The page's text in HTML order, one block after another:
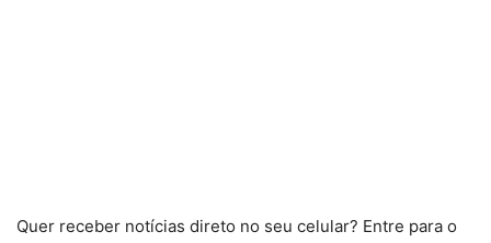
Quer receber notícias direto no seu celular? Entre para o